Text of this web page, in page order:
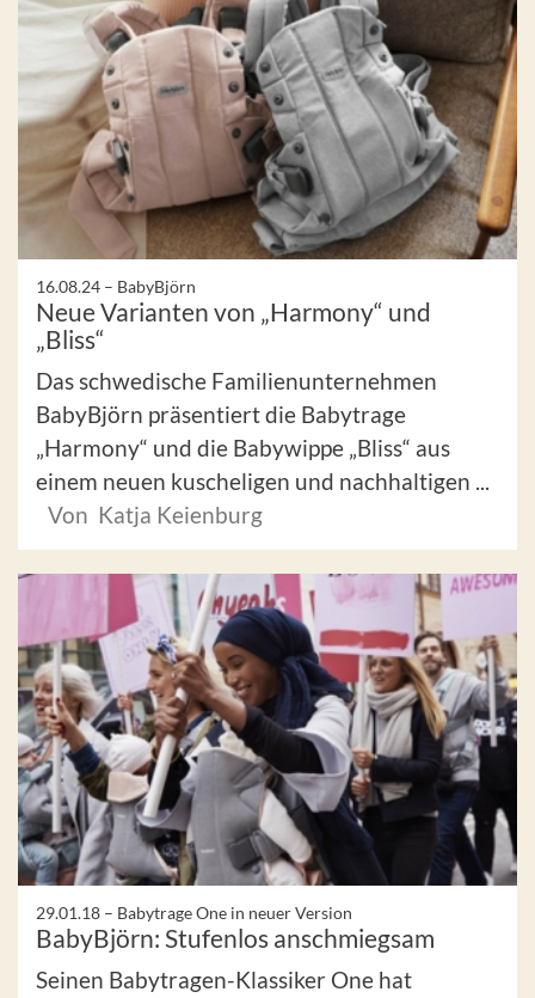
16.08.24 – BabyBjörn
Neue Varianten von „Harmony“ und
„Bliss“
Das schwedische Familienunternehmen
BabyBjörn präsentiert die Babytrage
„Harmony“ und die Babywippe „Bliss“ aus
einem neuen kuscheligen und nachhaltigen ...
Von Katja Keienburg
29.01.18 – Babytrage One in neuer Version
BabyBjörn: Stufenlos anschmiegsam
Seinen Babytragen-Klassiker One hat